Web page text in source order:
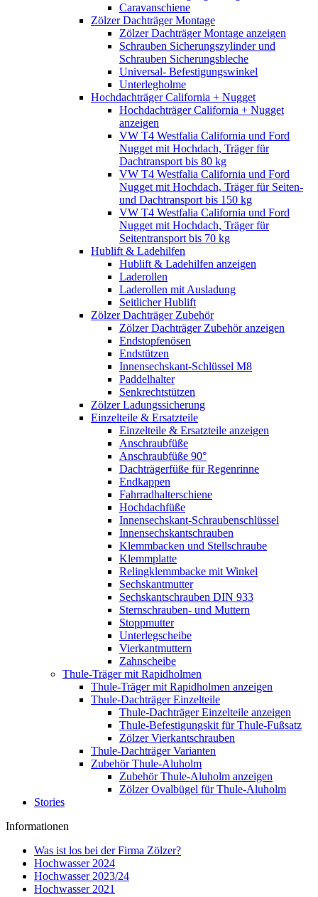
Caravanschiene
Zölzer Dachträger Montage
Zölzer Dachträger Montage anzeigen
Schrauben Sicherungszylinder und
Schrauben Sicherungsbleche
Universal- Befestigungswinkel
Unterlegholme
Hochdachträger California + Nugget
Hochdachträger California + Nugget
anzeigen
VW T4 Westfalia California und Ford
Nugget mit Hochdach, Träger für
Dachtransport bis 80 kg
VW T4 Westfalia California und Ford
Nugget mit Hochdach, Träger für Seiten-
und Dachtransport bis 150 kg
VW T4 Westfalia California und Ford
Nugget mit Hochdach, Träger für
Seitentransport bis 70 kg
Hublift & Ladehilfen
Hublift & Ladehilfen anzeigen
Laderollen
Laderollen mit Ausladung
Seitlicher Hublift
Zölzer Dachträger Zubehör
Zölzer Dachträger Zubehör anzeigen
Endstopfenösen
Endstützen
Innensechskant-Schlüssel M8
Paddelhalter
Senkrechtstützen
Zölzer Ladungssicherung
Einzelteile & Ersatzteile
Einzelteile & Ersatzteile anzeigen
Anschraubfüße
Anschraubfüße 90°
Dachträgerfüße für Regenrinne
Endkappen
Fahrradhalterschiene
Hochdachfüße
Innensechskant-Schraubenschlüssel
Innensechskantschrauben
Klemmbacken und Stellschraube
Klemmplatte
Relingklemmbacke mit Winkel
Sechskantmutter
Sechskantschrauben DIN 933
Sternschrauben- und Muttern
Stoppmutter
Unterlegscheibe
Vierkantmuttern
Zahnscheibe
Thule-Träger mit Rapidholmen
Thule-Träger mit Rapidholmen anzeigen
Thule-Dachträger Einzelteile
Thule-Dachträger Einzelteile anzeigen
Thule-Befestigungskit für Thule-Fußsatz
Zölzer Vierkantschrauben
Thule-Dachträger Varianten
Zubehör Thule-Aluholm
Zubehör Thule-Aluholm anzeigen
Zölzer Ovalbügel für Thule-Aluholm
Stories
Informationen
Was ist los bei der Firma Zölzer?
Hochwasser 2024
Hochwasser 2023/24
Hochwasser 2021